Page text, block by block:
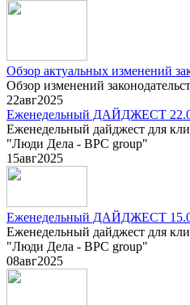
Обзор актуальных изменений
Обзор изменений
22авг2025
Еженедельный ДАЙДЖЕСТ
Еженедельный дайджест для
"Люди Дела - BPC group"
15авг2025
Еженедельный ДАЙДЖЕСТ
Еженедельный дайджест для
"Люди Дела - BPC group"
08авг2025